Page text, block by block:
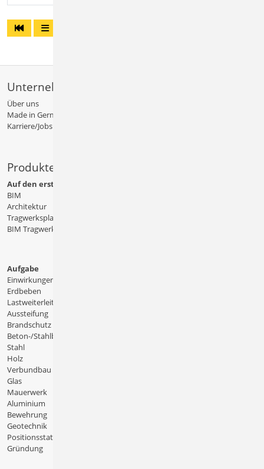
Unternehmen
Über uns
Made in Germany
Karriere/Jobs
Produkte
Auf den ersten Blick
BIM
Architektur
Tragwerksplanung
BIM Tragwerksplanung
Aufgabe
Einwirkungen
Erdbeben
Lastweiterleitung
Aussteifung
Brandschutz
Beton-/Stahlbeton
Stahl
Holz
Verbundbau
Glas
Mauerwerk
Aluminium
Bewehrung
Geotechnik
Positionsstatik
Gründung